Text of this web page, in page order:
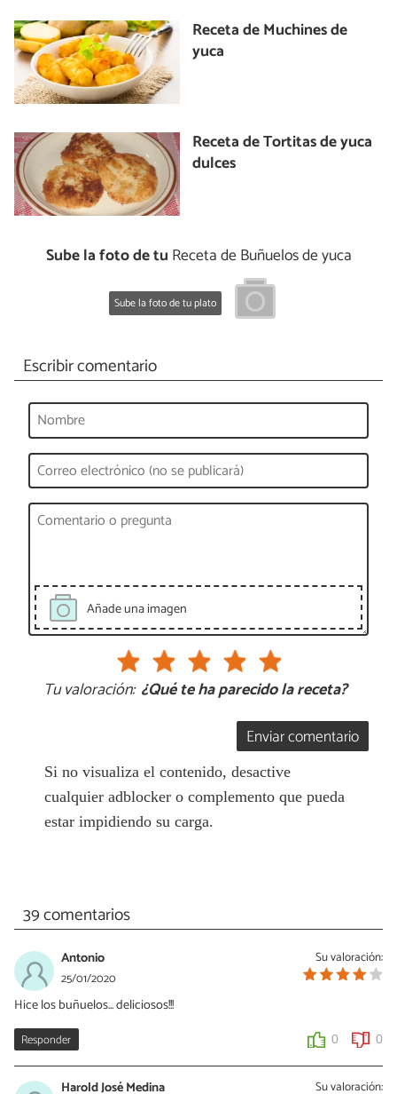
Receta de Muchines de
yuca
Receta de Tortitas de yuca
dulces
Sube la foto de tu Receta de Buñuelos de yuca
Sube la foto de tu plato
Escribir comentario
Añade una imagen
Tu valoración: ¿Qué te ha parecido la receta?
Enviar comentario
Si no visualiza el contenido, desactive
cualquier adblocker o complemento que pueda
estar impidiendo su carga.
39 comentarios
Su valoración:
Antonio
25/01/2020
Hice los buñuelos... deliciosos!!!
Responder 0 0
Su valoración:
Harold José Medina